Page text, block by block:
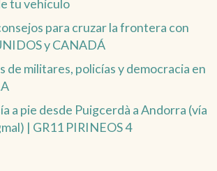
tu vehículo
para cruzar la frontera con
y CANADÁ
de militares, policías y democracia en
a pie desde Puigcerdà a Andorra (vía
| GR11 PIRINEOS 4